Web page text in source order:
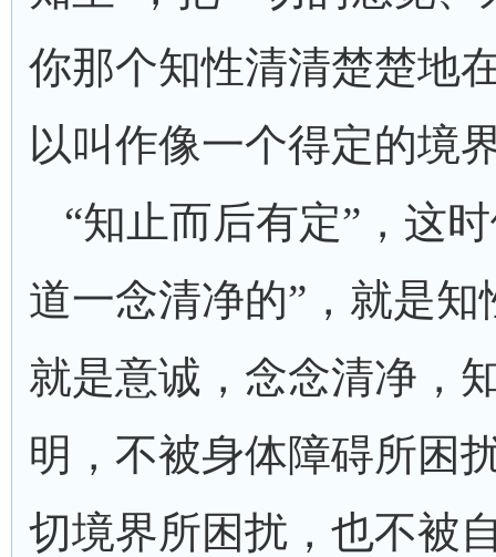
你那个知性清清楚楚地
以叫作像一个得定的境
“知止而后有定”，这
道一念清净的”，就是
就是意诚，念念清净，
明，不被身体障碍所困
切境界所困扰，也不被